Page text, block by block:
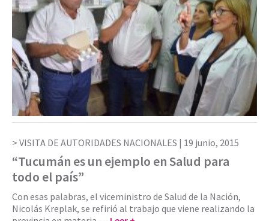
VISITA DE AUTORIDADES NACIONALES | 19 junio, 2015
“Tucumán es un ejemplo en Salud para
todo el país”
Con esas palabras, el viceministro de Salud de la Nación,
Nicolás Kreplak, se refirió al trabajo que viene realizando la